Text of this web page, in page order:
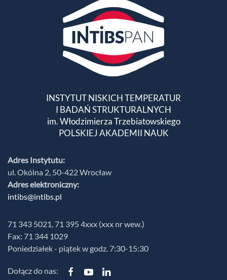
INSTYTUT NISKICH TEMPERATUR
I BADAŃ STRUKTURALNYCH
im. Włodzimierza Trzebiatowskiego
POLSKIEJ AKADEMII NAUK
Adres Instytutu:
ul. Okólna 2, 50-422 Wrocław
Adres elektroniczny:
intibs@intibs.pl
71 343 5021, 71 395 4xxx (xxx nr wew.)
Fax: 71 344 1029
Poniedziałek - piątek w godz. 7:30-15:30
Dołącz do nas: